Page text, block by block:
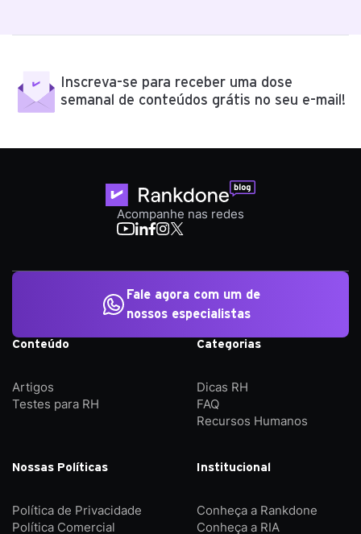
Inscreva-se para receber uma dose
semanal de conteúdos grátis no seu e-mail!
Acompanhe nas redes
Conteúdo
Artigos
Testes para RH
Categorias
Dicas RH
FAQ
Recursos Humanos
Nossas Políticas
Política de Privacidade
Política Comercial
Institucional
Conheça a Rankdone
Conheça a RIA
Fale agora com um de
nossos especialistas